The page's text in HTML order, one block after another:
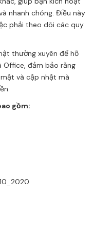
nhanh chóng. Điều này
phải theo dõi các quy
thường xuyên để hỗ
Office, đảm bảo rằng
và cập nhật mà
gồm: